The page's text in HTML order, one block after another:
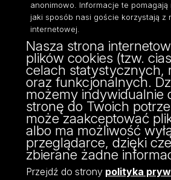
Wydział Zarządzania
Uniwersytetu Łódzkiego
ul. Matejki 22/26
90-237 Łódź
tel: 42 635 49 57
NIP 724 000 32 43
anonimowo. Informacje te pomagają
jaki sposób nasi goście korzystają z
internetowej.
Nasza strona
plików cookies (tzw.
celach statystycznych,
oraz funkcjonalnych.
możemy indywidualnie
stronę do Twoich
może zaakceptować
albo ma możliwość
przeglądarce, dzięki
zbierane żadne
Przejdź do strony polityka